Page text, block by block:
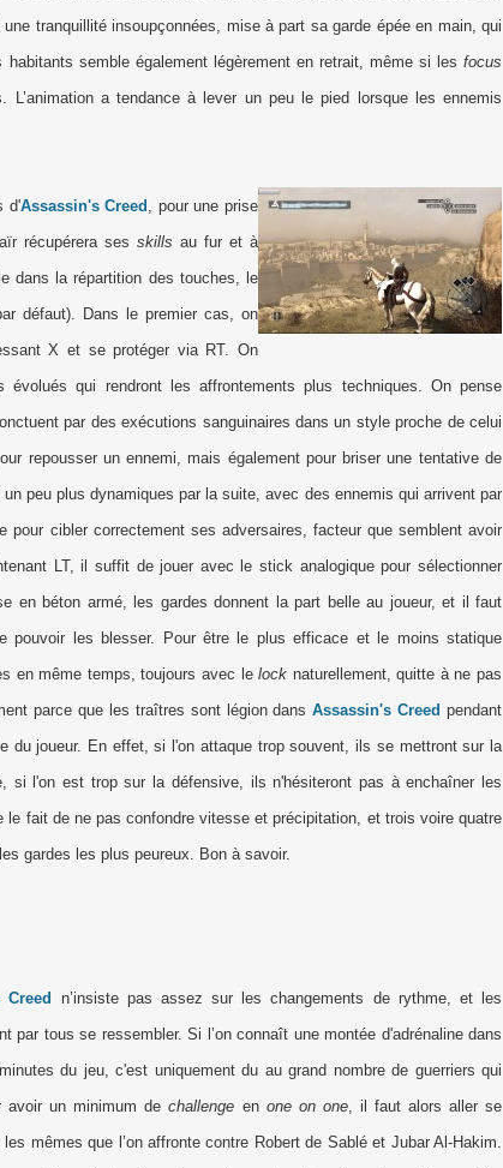
tranquillité insoupçonnées, mise à part sa garde épée en main, qui
semble également légèrement en retrait, même si les focus
L’animation a tendance à lever un peu le pied lorsque les ennemis
d'Assassin's Creed , pour une prise
récupérera ses skills au fur et à
dans la répartition des touches, le
défaut). Dans le premier cas, on
X et se protéger via RT. On
qui rendront les affrontements plus techniques. On pense
par des exécutions sanguinaires dans un style proche de celui
repousser un ennemi, mais également pour briser une tentative de
peu plus dynamiques par la suite, avec des ennemis qui arrivent par
pour cibler correctement ses adversaires, facteur que semblent avoir
LT, il suffit de jouer avec le stick analogique pour sélectionner
en béton armé, les gardes donnent la part belle au joueur, et il faut
pouvoir les blesser. Pour être le plus efficace et le moins statique
en même temps, toujours avec lelock naturellement, quitte à ne pas
parce que les traîtres sont légion dansAssassin's Creed pendant
du joueur. En effet, si l'on attaque trop souvent, ils se mettront sur la
si l'on est trop sur la défensive, ils n'hésiteront pas à enchaîner les
le fait de ne pas confondre vitesse et précipitation, et trois voire quatre
gardes les plus peureux. Bon à savoir.
Creed
n’insiste pas assez sur les changements de rythme, et les
par tous se ressembler. Si l’on connaît une montée d'adrénaline dans
du jeu, c'est uniquement du au grand nombre de guerriers qui
avoir un minimum dechallenge en one on one, il faut alors aller se
mêmes que l’on affronte contre Robert de Sablé et Jubar Al-Hakim.